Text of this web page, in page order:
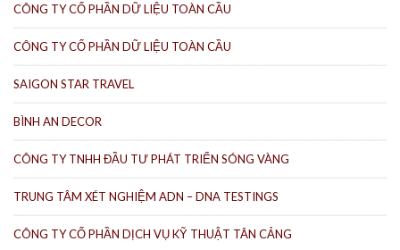
CÔNG TY CỔ PHẦN DỮ LIỆU TOÀN CẦU
CÔNG TY CỔ PHẦN DỮ LIỆU TOÀN CẦU
SAIGON STAR TRAVEL
BÌNH AN DECOR
CÔNG TY TNHH ĐẦU TƯ PHÁT TRIỂN SÓNG VÀNG
TRUNG TÂM XÉT NGHIỆM ADN – DNA TESTINGS
CÔNG TY CỔ PHẦN DỊCH VỤ KỸ THUẬT TÂN CẢNG